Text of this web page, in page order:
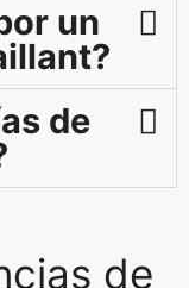
un
de
de